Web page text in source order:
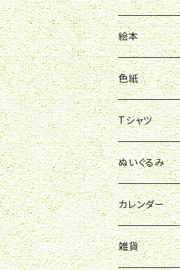
絵本
色紙
Tシャツ
ポロシャツ
スウェット
ぬいぐるみ
お洋服
カレンダー
雑貨